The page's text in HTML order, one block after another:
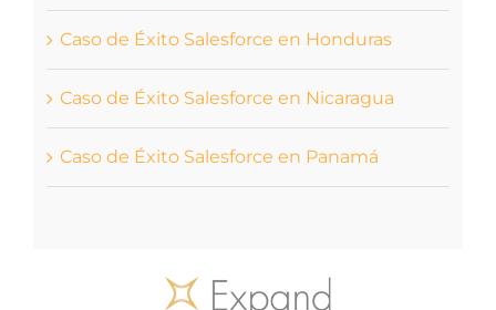
Caso de Éxito Salesforce en Honduras
Caso de Éxito Salesforce en Nicaragua
Caso de Éxito Salesforce en Panamá